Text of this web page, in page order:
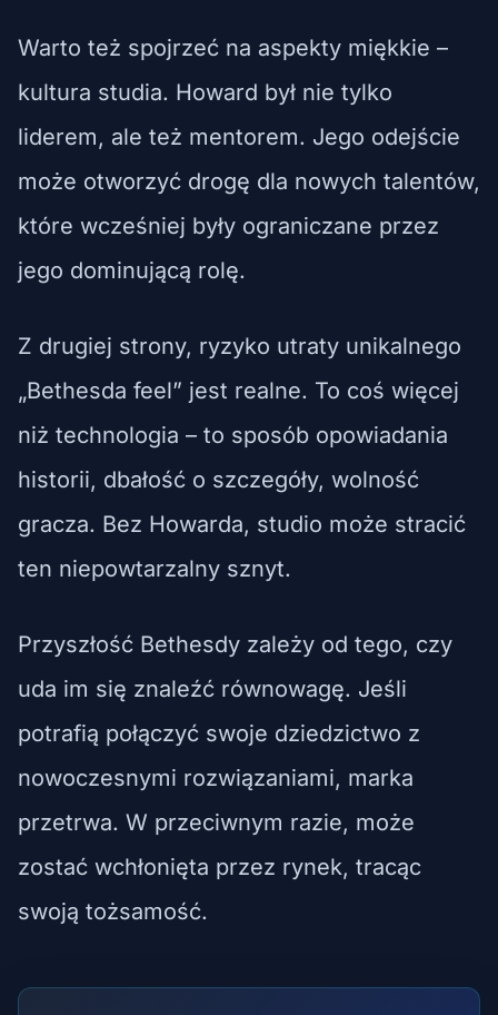
Warto też spojrzeć na aspekty miękkie –
kultura studia. Howard był nie tylko
liderem, ale też mentorem. Jego odejście
może otworzyć drogę dla nowych talentów,
które wcześniej były ograniczane przez
jego dominującą rolę.
Z drugiej strony, ryzyko utraty unikalnego
„Bethesda feel” jest realne. To coś więcej
niż technologia – to sposób opowiadania
historii, dbałość o szczegóły, wolność
gracza. Bez Howarda, studio może stracić
ten niepowtarzalny sznyt.
Przyszłość Bethesdy zależy od tego, czy
uda im się znaleźć równowagę. Jeśli
potrafią połączyć swoje dziedzictwo z
nowoczesnymi rozwiązaniami, marka
przetrwa. W przeciwnym razie, może
zostać wchłonięta przez rynek, tracąc
swoją tożsamość.